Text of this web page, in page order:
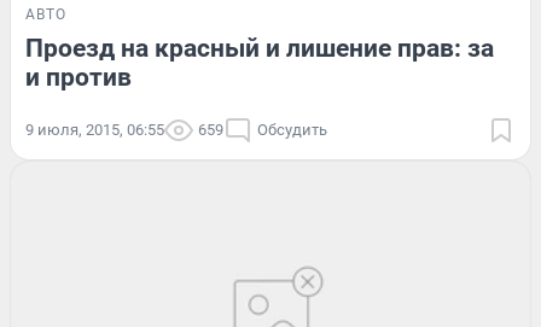
АВТО
Проезд на красный и лишение прав: за
и против
9 июля, 2015, 06:55 659 Обсудить